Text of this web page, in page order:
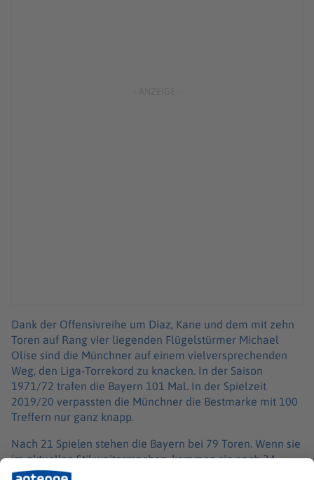
Dank der Offensivreihe um Díaz, Kane und dem mit zehn
Toren auf Rang vier liegenden Flügelstürmer Michael
Olise sind die Münchner auf einem vielversprechenden
Weg, den Liga-Torrekord zu knacken. In der Saison
1971/72 trafen die Bayern 101 Mal. In der Spielzeit
2019/20 verpassten die Münchner die Bestmarke mit 100
Treffern nur ganz knapp.
Nach 21 Spielen stehen die Bayern bei 79 Toren. Wenn sie
im aktuellen Stil weitermachen, kommen sie nach 34
Spieltagen auf deutlich mehr als 100 Treffer. «Im Moment